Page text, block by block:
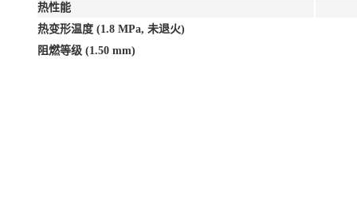
热性能
热变形温度 (1.8 MPa, 未退火)
阻燃等级 (1.50 mm)